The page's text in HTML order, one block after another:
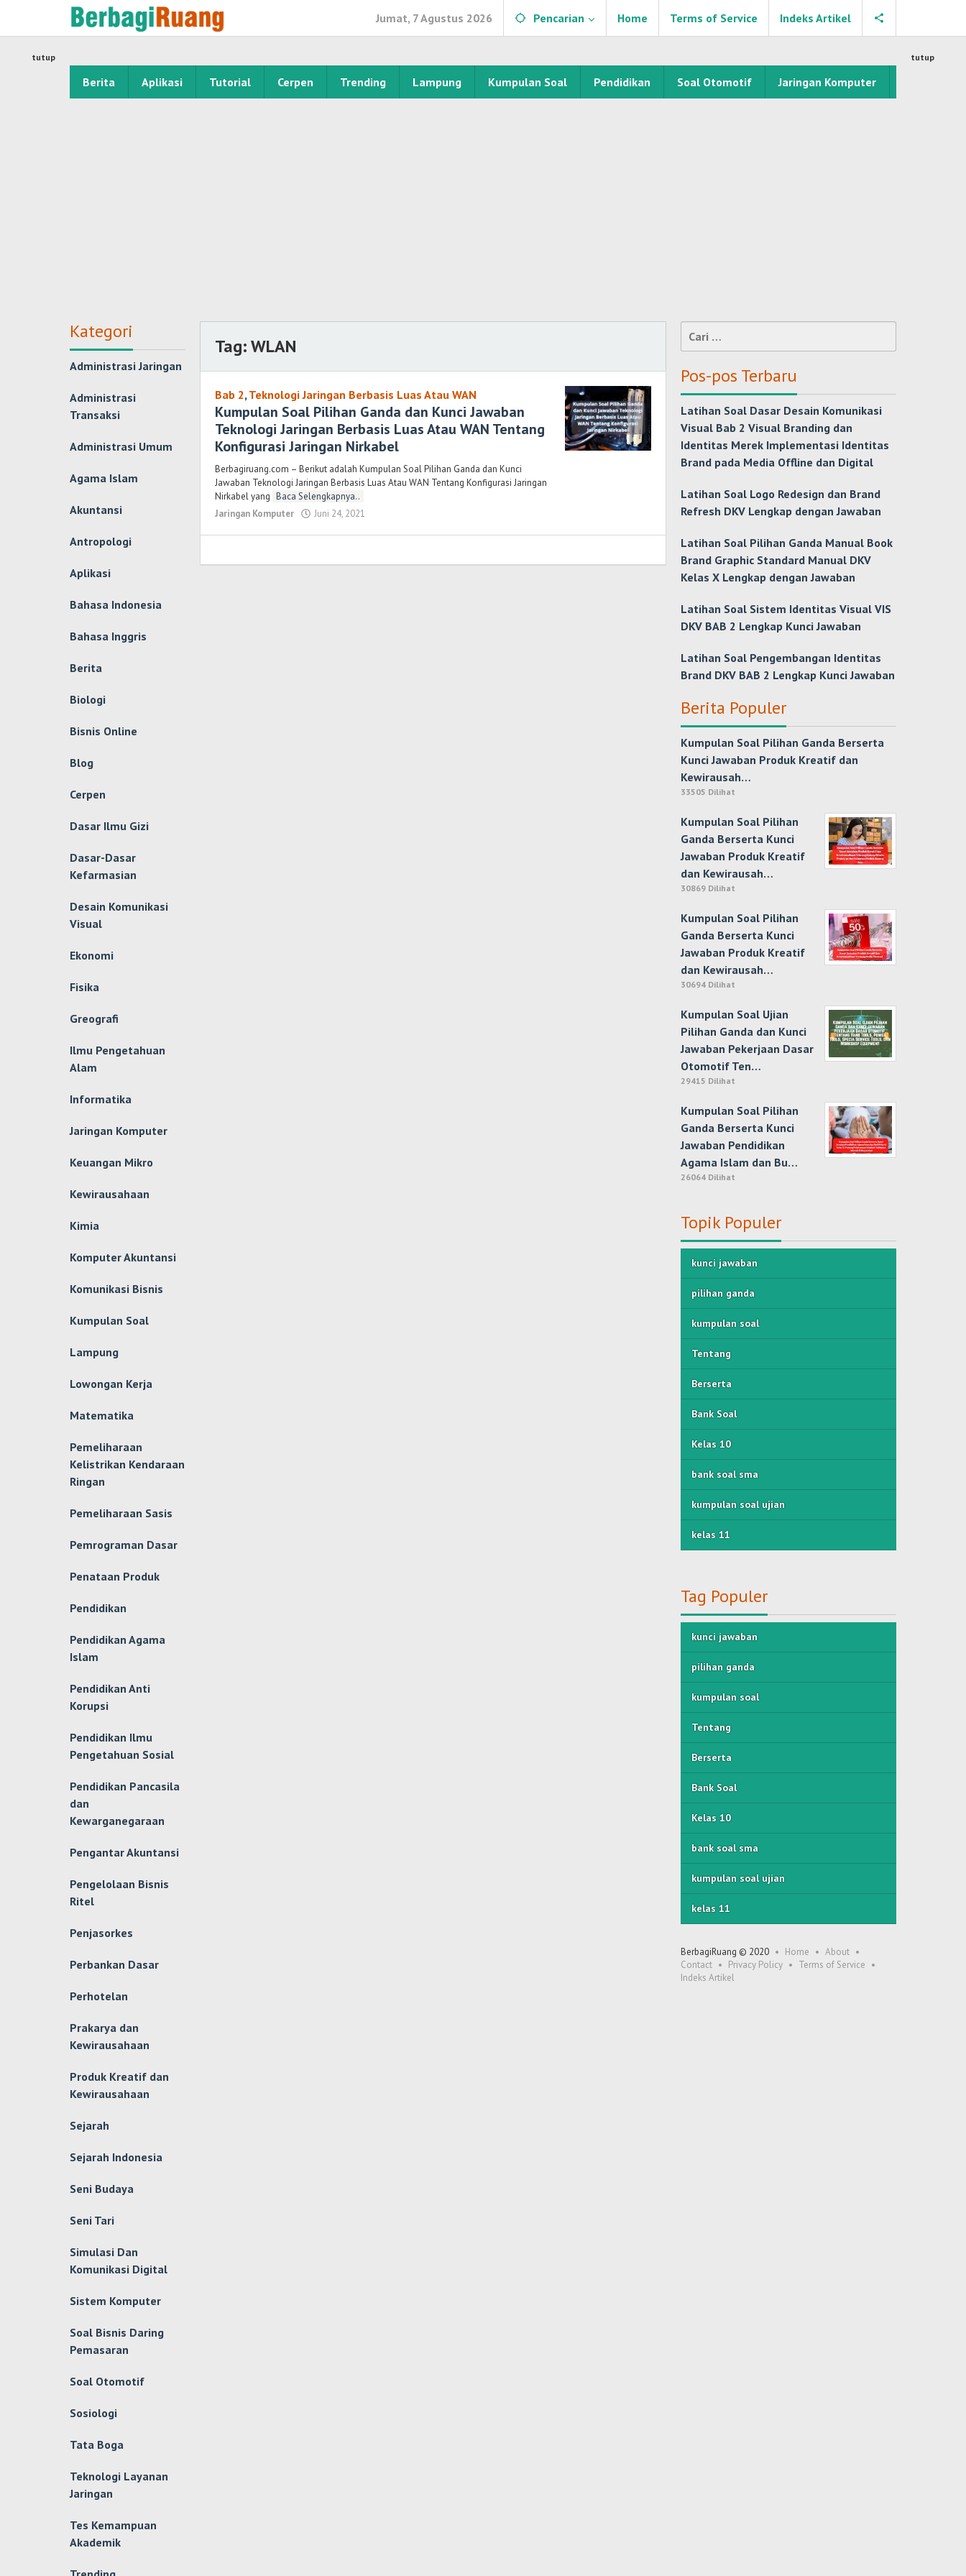
Jumat, 7 Agustus 2026 Pencarian Home Terms of Service Indeks Artikel
Berita Aplikasi Tutorial Cerpen Trending Lampung Kumpulan Soal Pendidikan Soal Otomotif Jaringan Komputer
tutup tutup
Kategori
Administrasi Jaringan
Administrasi
Transaksi
Administrasi Umum
Agama Islam
Akuntansi
Antropologi
Aplikasi
Bahasa Indonesia
Bahasa Inggris
Berita
Biologi
Bisnis Online
Blog
Cerpen
Dasar Ilmu Gizi
Dasar-Dasar
Kefarmasian
Desain Komunikasi
Visual
Ekonomi
Fisika
Greografi
Ilmu Pengetahuan
Alam
Informatika
Jaringan Komputer
Keuangan Mikro
Kewirausahaan
Kimia
Komputer Akuntansi
Komunikasi Bisnis
Kumpulan Soal
Lampung
Lowongan Kerja
Matematika
Pemeliharaan
Kelistrikan Kendaraan
Ringan
Pemeliharaan Sasis
Pemrograman Dasar
Penataan Produk
Pendidikan
Pendidikan Agama
Islam
Pendidikan Anti
Korupsi
Pendidikan Ilmu
Pengetahuan Sosial
Pendidikan Pancasila
dan
Kewarganegaraan
Pengantar Akuntansi
Pengelolaan Bisnis
Ritel
Penjasorkes
Perbankan Dasar
Perhotelan
Prakarya dan
Kewirausahaan
Produk Kreatif dan
Kewirausahaan
Sejarah
Sejarah Indonesia
Seni Budaya
Seni Tari
Simulasi Dan
Komunikasi Digital
Sistem Komputer
Soal Bisnis Daring
Pemasaran
Soal Otomotif
Sosiologi
Tata Boga
Teknologi Layanan
Jaringan
Tes Kemampuan
Akademik
Tag:WLAN
Bab 2, Teknologi Jaringan Berbasis Luas Atau WAN
Kumpulan Soal Pilihan Ganda dan Kunci Jawaban
Teknologi Jaringan Berbasis Luas Atau WAN Tentang
Konfigurasi Jaringan Nirkabel
Berbagiruang.com – Berikut adalah Kumpulan Soal Pilihan Ganda dan Kunci
Jawaban Teknologi Jaringan Berbasis Luas Atau WAN Tentang Konfigurasi Jaringan
Nirkabel yang Baca Selengkapnya..
Jaringan Komputer
Juni 24, 2021
Cari
untuk:
Pos-pos Terbaru
Latihan Soal Dasar Desain Komunikasi
Visual Bab 2 Visual Branding dan
Identitas Merek Implementasi Identitas
Brand pada Media Offline dan Digital
Latihan Soal Logo Redesign dan Brand
Refresh DKV Lengkap dengan Jawaban
Latihan Soal Pilihan Ganda Manual Book
Brand Graphic Standard Manual DKV
Kelas X Lengkap dengan Jawaban
Latihan Soal Sistem Identitas Visual VIS
DKV BAB 2 Lengkap Kunci Jawaban
Latihan Soal Pengembangan Identitas
Brand DKV BAB 2 Lengkap Kunci Jawaban
Berita Populer
Kumpulan Soal Pilihan Ganda Berserta
Kunci Jawaban Produk Kreatif dan
Kewirausah…
33505 Dilihat
Kumpulan Soal Pilihan
Ganda Berserta Kunci
Jawaban Produk Kreatif
dan Kewirausah…
30869 Dilihat
Kumpulan Soal Pilihan
Ganda Berserta Kunci
Jawaban Produk Kreatif
dan Kewirausah…
30694 Dilihat
Kumpulan Soal Ujian
Pilihan Ganda dan Kunci
Jawaban Pekerjaan Dasar
Otomotif Ten…
29415 Dilihat
Kumpulan Soal Pilihan
Ganda Berserta Kunci
Jawaban Pendidikan
Agama Islam dan Bu…
26064 Dilihat
Topik Populer
kunci jawaban
pilihan ganda
kumpulan soal
Tentang
Berserta
Bank Soal
Kelas 10
bank soal sma
kumpulan soal ujian
kelas 11
Tag Populer
kunci jawaban
pilihan ganda
kumpulan soal
Tentang
Berserta
Bank Soal
Kelas 10
bank soal sma
kumpulan soal ujian
kelas 11
BerbagiRuang © 2020 Home
About
Contact
Privacy Policy
Terms of Service
Indeks Artikel